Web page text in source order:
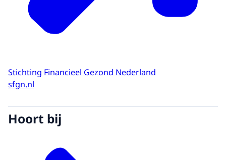
Stichting Financieel Gezond Nederland
sfgn.nl
Hoort bij